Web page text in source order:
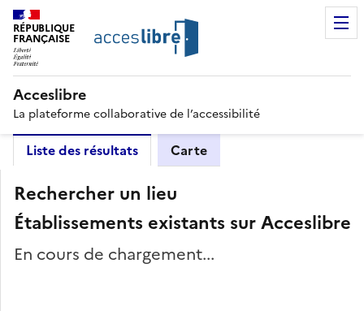
RÉPUBLIQUE
FRANÇAISE
Acceslibre
La plateforme collaborative de l’accessibilité
Liste des résultats Carte
Rechercher un lieu
Établissements existants sur Acceslibre
En cours de chargement...